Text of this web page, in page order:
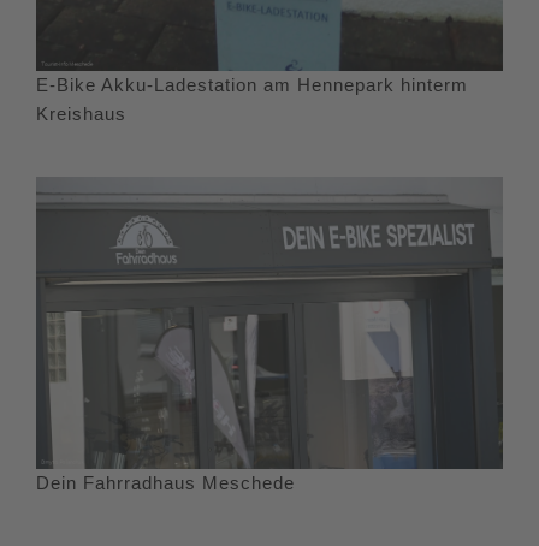
E-Bike Akku-Ladestation am Hennepark hinterm
Kreishaus
Dein Fahrradhaus Meschede